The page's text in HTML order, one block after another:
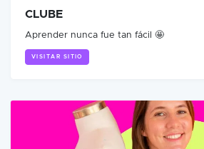
CLUBE
Aprender nunca fue tan fácil 🤩
VISITAR SITIO